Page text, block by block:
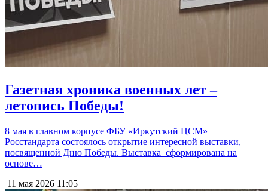
Газетная хроника военных лет –
летопись Победы!
8 мая в главном корпусе ФБУ «Иркутский ЦСМ»
Росстандарта состоялось открытие интересной выставки,
посвященной Дню Победы. Выставка сформирована на
основе…
11 мая 2026 11:05